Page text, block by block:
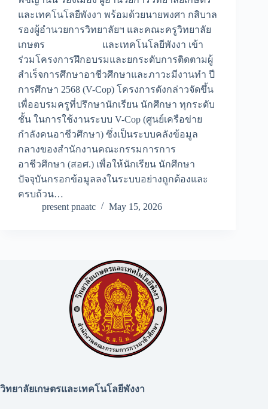
และเทคโนโลยีพังงา พร้อมด้วยนายพงศา กสิบาล
รองผู้อำนวยการวิทยาลัยฯ และคณะครูวิทยาลัย
เกษตร และเทคโนโลยีพังงา เข้า
ร่วมโครงการฝึกอบรมและยกระดับการติดตามผู้
สำเร็จการศึกษาอาชีวศึกษาและภาวะมีงานทำ ปี
การศึกษา 2568 (V-Cop) โครงการดังกล่าวจัดขึ้น
เพื่ออบรมครูที่ปรึกษานักเรียน นักศึกษา ทุกระดับ
ชั้น ในการใช้งานระบบ V-Cop (ศูนย์เครือข่าย
กำลังคนอาชีวศึกษา) ซึ่งเป็นระบบคลังข้อมูล
กลางของสำนักงานคณะกรรมการการ
อาชีวศึกษา (สอศ.) เพื่อให้นักเรียน นักศึกษา
ปัจจุบันกรอกข้อมูลลงในระบบอย่างถูกต้องและ
ครบถ้วน…
present pnaatc
May 15, 2026
วิทยาลัยเกษตรและเทคโนโลยีพังงา